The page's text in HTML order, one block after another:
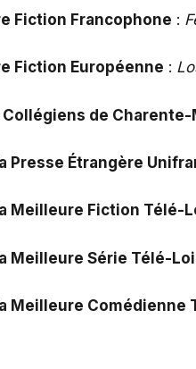
Fiction Francophone :
Fiction Européenne :
Collégiens de
Presse Étrangère
Meilleure Fiction Télé-
Meilleure Série Télé-
Meilleure Comédienne